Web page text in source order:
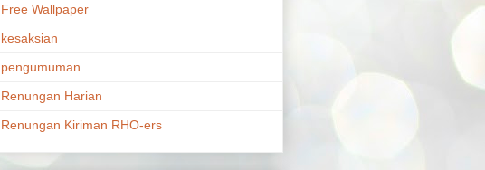
Free Wallpaper
kesaksian
pengumuman
Renungan Harian
Renungan Kiriman RHO-ers